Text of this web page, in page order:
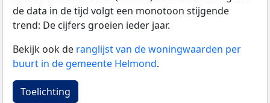
de data in de tijd volgt een monotoon stijgende
trend: De cijfers groeien ieder jaar.
Bekijk ook de ranglijst van de woningwaarden per
buurt in de gemeente Helmond.
Toelichting